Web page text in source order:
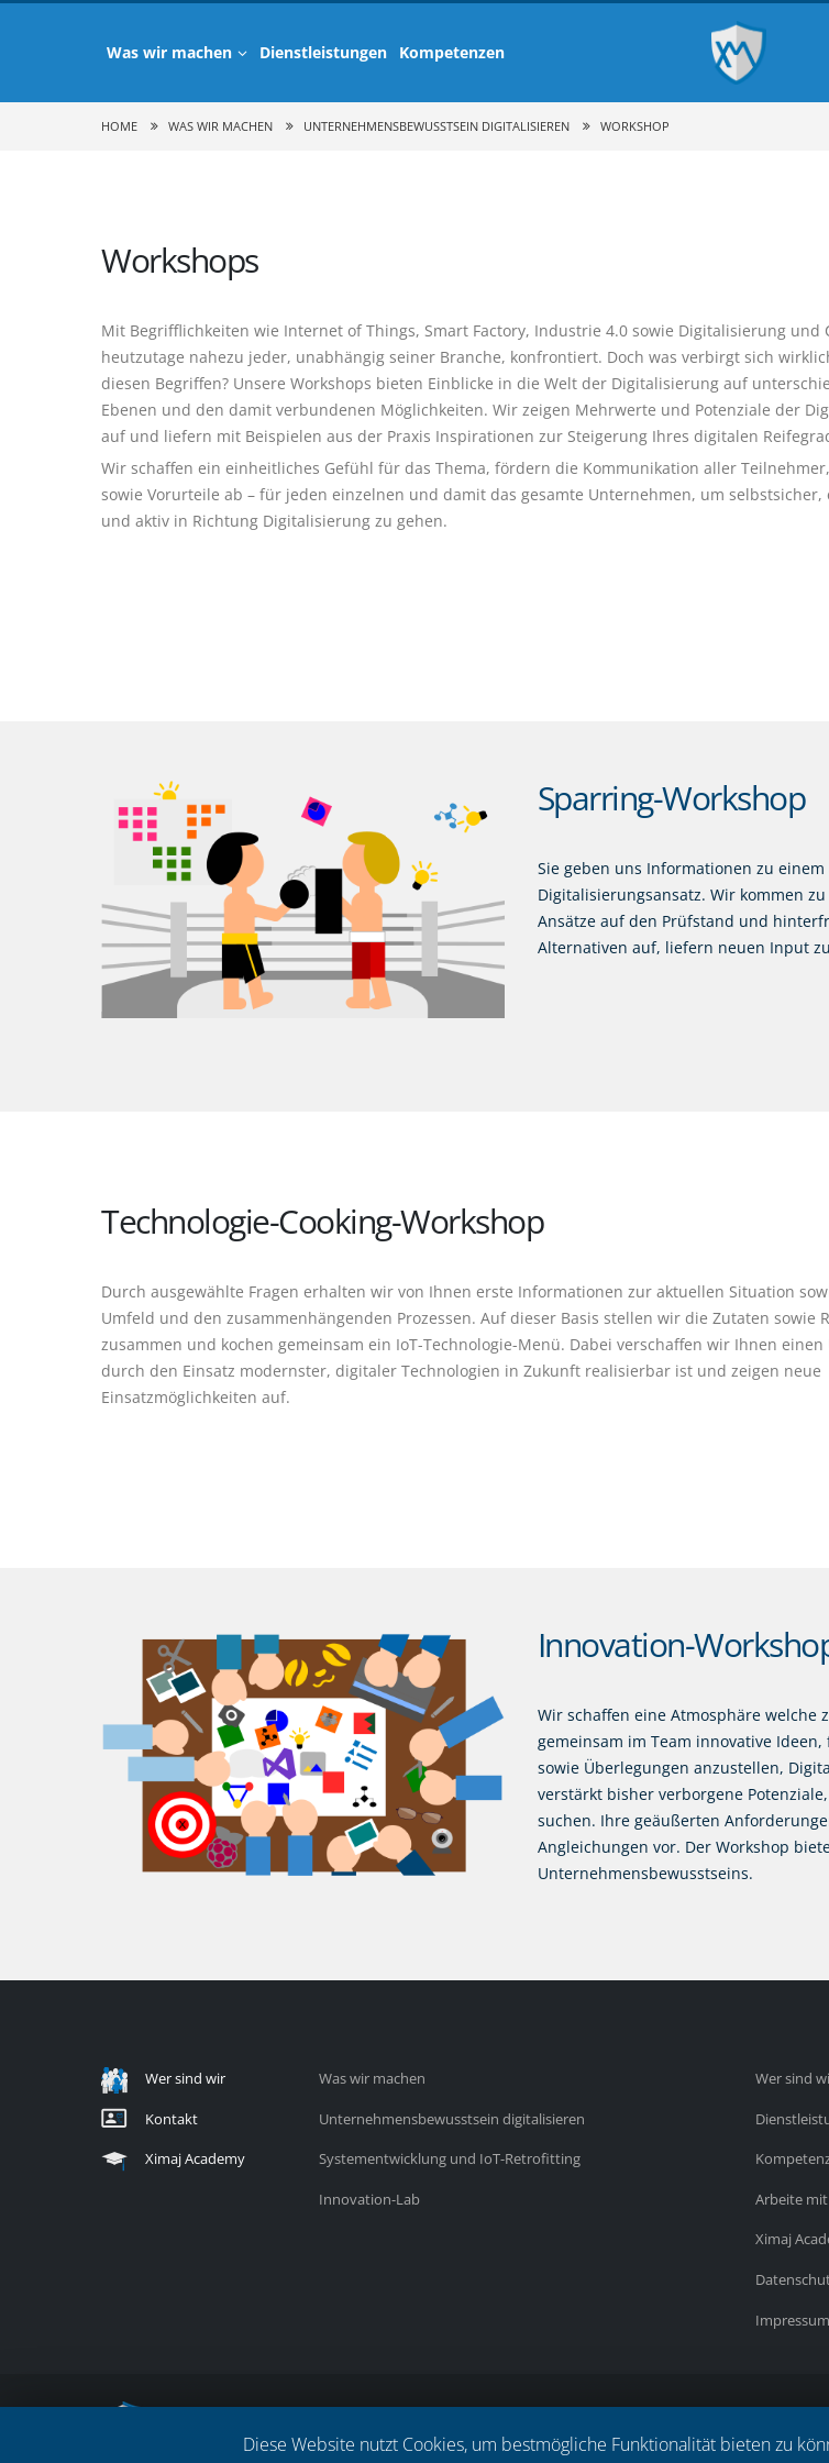
Was wir machen Dienstleistungen Kompetenzen
HOME WAS WIR MACHEN UNTERNEHMENSBEWUSSTSEIN DIGITALISIEREN WORKSHOP
Workshops
Mit Begrifflichkeiten wie Internet of Things, Smart Factory, Industrie 4.0 sowie Digitalisierung und
heutzutage nahezu jeder, unabhängig seiner Branche, konfrontiert. Doch was verbirgt sich
diesen Begriffen? Unsere Workshops bieten Einblicke in die Welt der Digitalisierung auf
Ebenen und den damit verbundenen Möglichkeiten. Wir zeigen Mehrwerte und Potenziale der
auf und liefern mit Beispielen aus der Praxis Inspirationen zur Steigerung Ihres digitalen
Wir schaffen ein einheitliches Gefühl für das Thema, fördern die Kommunikation aller
sowie Vorurteile ab – für jeden einzelnen und damit das gesamte Unternehmen, um selbstsicher,
und aktiv in Richtung Digitalisierung zu gehen.
Sparring-Workshop
Sie geben uns Informationen zu
Digitalisierungsansatz. Wir kommen
Ansätze auf den Prüfstand und
Alternativen auf, liefern neuen Input
Technologie-Cooking-Workshop
Durch ausgewählte Fragen erhalten wir von Ihnen erste Informationen zur aktuellen Situation
Umfeld und den zusammenhängenden Prozessen. Auf dieser Basis stellen wir die Zutaten sowie
zusammen und kochen gemeinsam ein IoT-Technologie-Menü. Dabei verschaffen wir Ihnen einen
durch den Einsatz modernster, digitaler Technologien in Zukunft realisierbar ist und zeigen neue
Einsatzmöglichkeiten auf.
Innovation-
Wir schaffen eine Atmosphäre welche
gemeinsam im Team innovative
sowie Überlegungen anzustellen,
verstärkt bisher verborgene
suchen. Ihre geäußerten
Angleichungen vor. Der Workshop
Unternehmensbewusstseins.
Wer sind wir
Kontakt
Ximaj Academy
Was wir machen
Unternehmensbewusstsein digitalisieren
Systementwicklung und IoT-Retrofitting
Innovation-Lab
Wer sind
Arbeite
Ximaj
Impressum
Diese Website nutzt Cookies, um bestmögliche Funktionalität bieten zu